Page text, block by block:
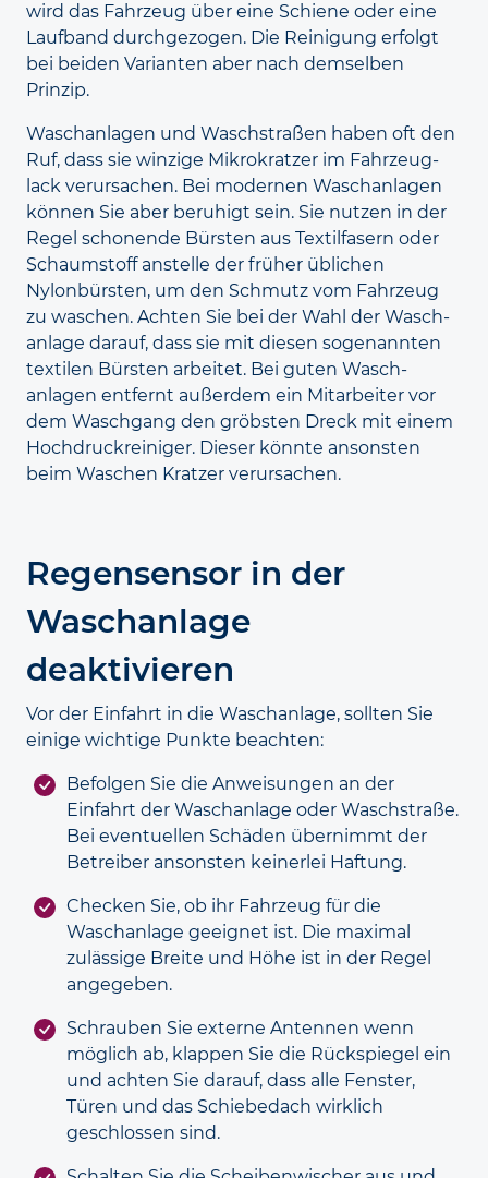
wird das Fahrzeug über eine Schiene oder eine
Lauf­band durchgezogen. Die Reinigung erfolgt
bei beiden Varianten aber nach demselben
Prinzip.
Waschanlagen und Wasch­straßen haben oft den
Ruf, dass sie winzige Mikro­kratzer im Fahrzeug­
lack verursachen. Bei modernen Waschanlagen
können Sie aber beruhigt sein. Sie nutzen in der
Regel schonende Bürsten aus Textil­fasern oder
Schaum­stoff anstelle der früher üblichen
Nylonbürsten, um den Schmutz vom Fahrzeug
zu waschen. Achten Sie bei der Wahl der Wasch­
anlage darauf, dass sie mit diesen sogenannten
textilen Bürsten arbeitet. Bei guten Wasch­
anlagen entfernt außerdem ein Mitarbeiter vor
dem Wasch­gang den gröbsten Dreck mit einem
Hoch­druck­reiniger. Dieser könnte ansonsten
beim Waschen Kratzer verursachen.
Regen­sensor in der
Wasch­anlage
deaktivieren
Vor der Einfahrt in die Waschanlage, sollten Sie
einige wichtige Punkte beachten:
Befolgen Sie die Anweisungen an der
Einfahrt der Wasch­anlage oder Wasch­straße.
Bei eventuellen Schäden übernimmt der
Betreiber ansonsten keinerlei Haftung.
Checken Sie, ob ihr Fahrzeug für die
Waschanlage geeignet ist. Die maximal
zulässige Breite und Höhe ist in der Regel
angegeben.
Schrauben Sie externe Antennen wenn
möglich ab, klappen Sie die Rückspiegel ein
und achten Sie darauf, dass alle Fenster,
Türen und das Schiebe­dach wirklich
geschlossen sind.